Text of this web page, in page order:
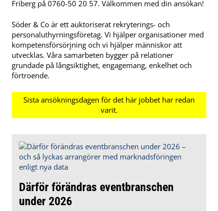
Friberg på 0760-50 20 57. Välkommen med din ansökan!
Söder & Co är ett auktoriserat rekryterings- och
personaluthyrningsföretag. Vi hjälper organisationer med
kompetensförsörjning och vi hjälper människor att
utvecklas. Våra samarbeten bygger på relationer
grundade på långsiktighet, engagemang, enkelhet och
förtroende.
Därför förändras eventbranschen
under 2026